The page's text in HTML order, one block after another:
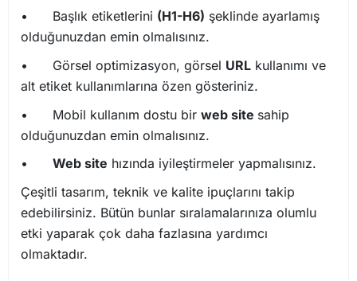
•
Başlık etiketlerini (H1-H6) şeklinde ayarlamış
olduğunuzdan emin olmalısınız.
•
Görsel optimizasyon, görsel URL kullanımı ve
alt etiket kullanımlarına özen gösteriniz.
•
Mobil kullanım dostu bir web site sahip
olduğunuzdan emin olmalısınız.
•
Web site hızında iyileştirmeler yapmalısınız.
Çeşitli tasarım, teknik ve kalite ipuçlarını takip
edebilirsiniz. Bütün bunlar sıralamalarınıza olumlu
etki yaparak çok daha fazlasına yardımcı
olmaktadır.